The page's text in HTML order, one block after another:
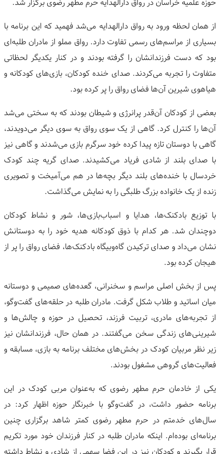
حوزه علمیه خراسان در رواق دارالهدایه حرم مطهر رضوی برگزار شد.
از همان لحظه ورود به رواق دارالهدایه می‌شد فهمید که این برنامه با
بسیاری از مراسم‌های رسمی تفاوت دارد. رواق مملو از مادران طلبه‌ای
بود که دست فرزندانشان را گرفته بودند و در کنار یکدیگر لحظاتی
متفاوت را تجربه می‌کردند. صدای خنده کودکان، بازی‌های کودکانه و
هیاهوی شیرین آن‌ها فضای رواق را پر کرده بود.
بعضی از کودکان آن‌قدر پرانرژی و شیطان بودند که به سختی می‌شد
آن‌ها را کنترل کرد. گاهی از یک سوی رواق به سوی دیگر می‌دویدند،
گاهی با دوستان تازه پیدا کرده خود سرگرم بازی می‌شدند و گاهی نیز
با صدای بلند از شادی فریاد می‌کشیدند. صدای گریه چند کودک
خردسال با خنده‌های بلند دیگر بچه‌ها در هم می‌آمیخت و تصویری
زنده از یک خانواده بزرگ طلبگی را به نمایش می‌گذاشت.
با توزیع بادکنک‌ها، هدایا و اسباب‌بازی‌ها، شور و نشاط کودکان
دوچندان شد. هر کدام با ذوق کودکانه هدیه خود را به دوستانش
نشان می‌داد و صدای ترکیدن گاه‌وبیگاه بادکنک‌ها، فضای رواق را پر از
هیجان کرده بود.
پس از بخش اصلی مراسم و سخنرانی، گعده‌های صمیمی و دوستانه
میان اساتید و طلاب شکل گرفت. مادران طلبه در حلقه‌های گفت‌وگو،
از تجربه‌های مادری، تربیت فرزند، تحصیل در حوزه و چالش‌ها و
شیرینی‌های زندگی سخن می‌گفتند. در همان حال، فرزندانشان نیز
زیر نظر مربیان کودک در بخش‌های مختلف برنامه به بازی، مسابقه و
فعالیت‌های گروهی مشغول بودند.
یکی از خادمان حرم مطهر رضوی که به‌عنوان مربی کودک در این
برنامه حضور داشت، در گفت‌وگو با خبرنگار حوزه اظهار کرد: در
سال‌های خدمتم در حرم مطهر رضوی کمتر شاهد برگزاری چنین
برنامه‌ای بوده‌ام. اینکه مادران طلبه در کنار فرزندان خود مورد تکریم